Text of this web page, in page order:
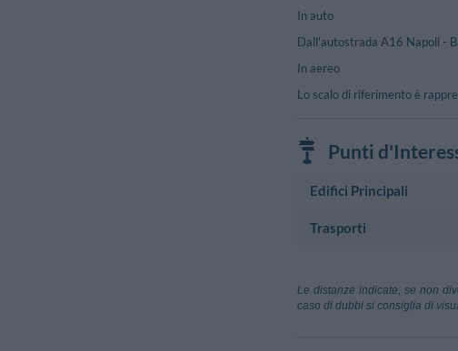
In auto
Dall'autostrada A16 Napoli -
In aereo
Lo scalo di riferimento è
Punti
Edifici Principali
Municipio
Trasporti
Aeroporto Civile Gino
Foggia
Le distanze indicate, se non
caso di dubbi si consiglia di